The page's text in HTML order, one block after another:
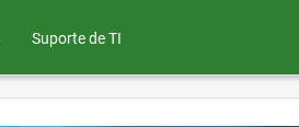
Suporte de TI